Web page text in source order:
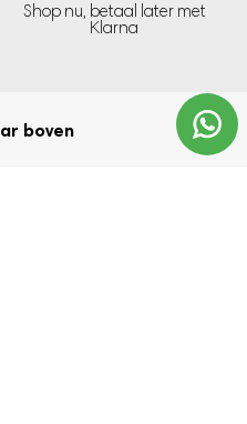
Shop nu, betaal later met
Klarna
boven